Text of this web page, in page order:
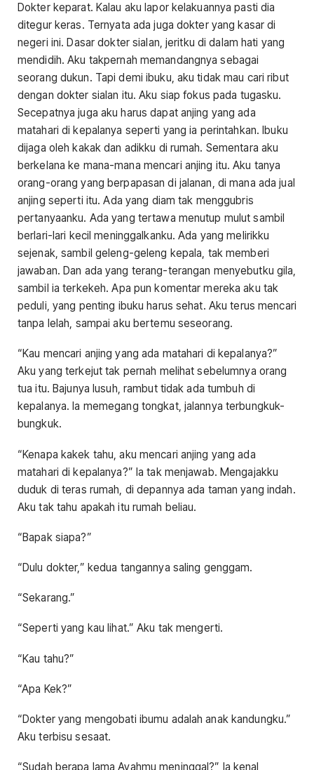
Dokter keparat. Kalau aku lapor kelakuannya pasti dia
ditegur keras. Ternyata ada juga dokter yang kasar di
negeri ini. Dasar dokter sialan, jeritku di dalam hati yang
mendidih. Aku takpernah memandangnya sebagai
seorang dukun. Tapi demi ibuku, aku tidak mau cari ribut
dengan dokter sialan itu. Aku siap fokus pada tugasku.
Secepatnya juga aku harus dapat anjing yang ada
matahari di kepalanya seperti yang ia perintahkan. Ibuku
dijaga oleh kakak dan adikku di rumah. Sementara aku
berkelana ke mana-mana mencari anjing itu. Aku tanya
orang-orang yang berpapasan di jalanan, di mana ada jual
anjing seperti itu. Ada yang diam tak menggubris
pertanyaanku. Ada yang tertawa menutup mulut sambil
berlari-lari kecil meninggalkanku. Ada yang melirikku
sejenak, sambil geleng-geleng kepala, tak memberi
jawaban. Dan ada yang terang-terangan menyebutku gila,
sambil ia terkekeh. Apa pun komentar mereka aku tak
peduli, yang penting ibuku harus sehat. Aku terus mencari
tanpa lelah, sampai aku bertemu seseorang.
“Kau mencari anjing yang ada matahari di kepalanya?”
Aku yang terkejut tak pernah melihat sebelumnya orang
tua itu. Bajunya lusuh, rambut tidak ada tumbuh di
kepalanya. Ia memegang tongkat, jalannya terbungkuk-
bungkuk.
“Kenapa kakek tahu, aku mencari anjing yang ada
matahari di kepalanya?” Ia tak menjawab. Mengajakku
duduk di teras rumah, di depannya ada taman yang indah.
Aku tak tahu apakah itu rumah beliau.
“Bapak siapa?”
“Dulu dokter,” kedua tangannya saling genggam.
“Sekarang.”
“Seperti yang kau lihat.” Aku tak mengerti.
“Kau tahu?”
“Apa Kek?”
“Dokter yang mengobati ibumu adalah anak kandungku.”
Aku terbisu sesaat.
“Sudah berapa lama Ayahmu meninggal?” Ia kenal